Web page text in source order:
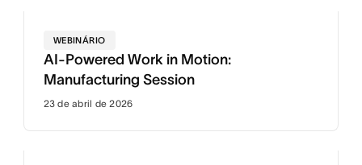
WEBINÁRIO
AI-Powered Work in Motion:
Manufacturing Session
23 de abril de 2026